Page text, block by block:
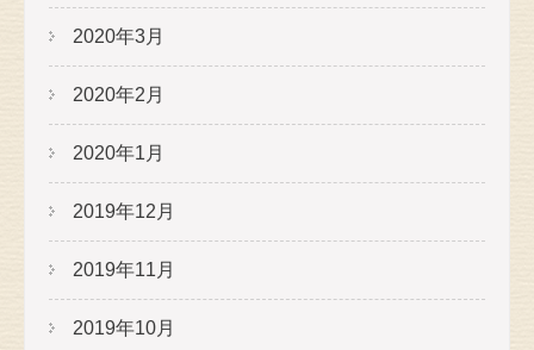
2020年3月
2020年2月
2020年1月
2019年12月
2019年11月
2019年10月